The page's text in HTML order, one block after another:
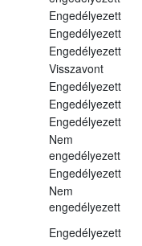
Engedélyezett
Engedélyezett
Engedélyezett
Visszavont
Engedélyezett
Engedélyezett
Engedélyezett
Nem
engedélyezett
Engedélyezett
Nem
engedélyezett
Engedélyezett